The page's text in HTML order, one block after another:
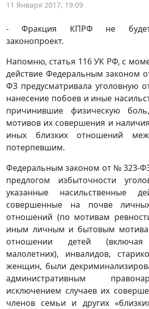
11 Января 2017, 19:09
- Фракция КПРФ не будет
законопроект.
Напомню, статья 116 УК РФ, с
действие Федеральным законом
ФЗ предусматривала уголовную
нанесение побоев и иные
причинившие физическую
мотивов их совершения и
иных близких отношений
потерпевшим.
Федеральным законом от № 323-
предлогом избыточности
указанные насильственные
совершенные на почве
отношений (по мотивам
иным личным и бытовым
отношении детей
малолетних), инвалидов,
женщин, были
административным
исключением случаев их
членов семьи и других